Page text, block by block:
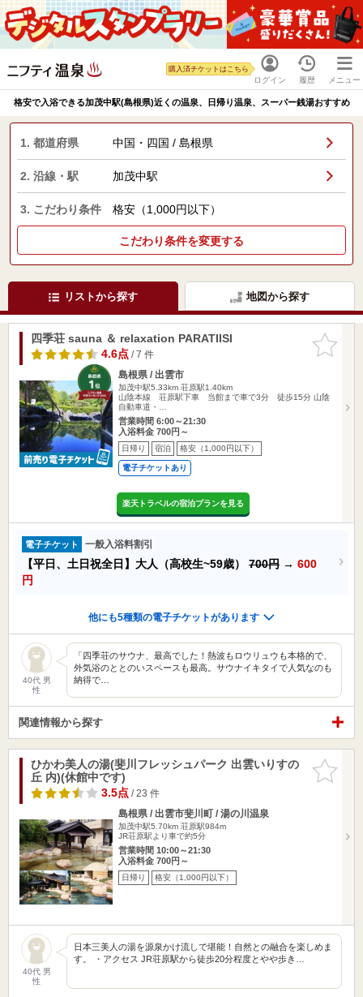
ログイン
購入済チケットはこちら
履歴 メニュー
格安で入浴できる加茂中駅(島根県)近くの温泉、日帰り温泉、スーパー銭湯おすすめ
1. 都道府県 中国・四国 / 島根県
2. 沿線・駅 加茂中駅
3. こだわり条件 格安（1,000円以下）
こだわり条件を変更する
リストから探す 地図から探す
お気に入
りに追加
四季荘 sauna ＆ relaxation PARATIISI
4.6点/ 7 件
島根県 / 出雲市
加茂中駅5.33km 荘原駅1.40km
山陰本線 荘原駅下車 当館まで車で3分 徒歩15分 山陰
自動車道・…
営業時間 6:00～21:30
入浴料金 700円～
日帰り 宿泊 格安（1,000円以下）
電子チケットあり
楽天トラベルの宿泊プランを見る
電子チケット 一般入浴料割引
【平日、土日祝全日】大人（高校生~59歳） 700円 → 600
円
他にも5種類の電子チケットがあります
40代 男
性
「四季荘のサウナ、最高でした！熱波もロウリュウも本格的で、
外気浴のととのいスペースも最高。サウナイキタイで人気なのも
納得で…
関連情報から探す
お気に入
りに追加
ひかわ美人の湯(斐川フレッシュパーク 出雲いりすの
丘 内)(休館中です)
3.5点/ 23 件
島根県 / 出雲市斐川町 / 湯の川温泉
加茂中駅5.70km 荘原駅984m
JR荘原駅より車で約5分
営業時間 10:00～21:30
入浴料金 700円～
日帰り 格安（1,000円以下）
40代 男
性
日本三美人の湯を源泉かけ流しで堪能！自然との融合を楽しめま
す。 ・アクセス JR荘原駅から徒歩20分程度とやや歩き…